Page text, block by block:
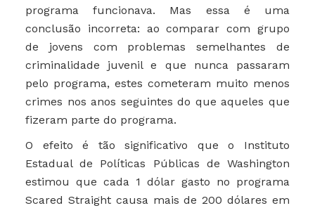
programa funcionava. Mas essa é uma
conclusão incorreta: ao comparar com grupo
de jovens com problemas semelhantes de
criminalidade juvenil e que nunca passaram
pelo programa, estes cometeram muito menos
crimes nos anos seguintes do que aqueles que
fizeram parte do programa.
O efeito é tão significativo que o Instituto
Estadual de Políticas Públicas de Washington
estimou que cada 1 dólar gasto no programa
Scared Straight causa mais de 200 dólares em